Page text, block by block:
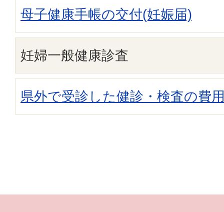
母子健康手帳の交付(妊娠届)
妊婦一般健康診査
県外で受診した健診・検査の費